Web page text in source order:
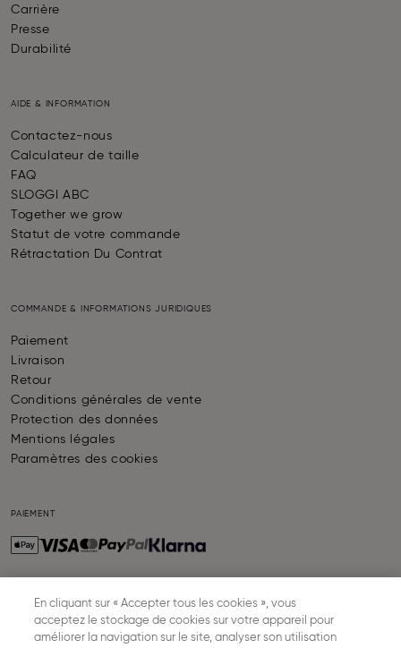
Carrière
Presse
Durabilité
AIDE & INFORMATION
Contactez-nous
Calculateur de taille
FAQ
SLOGGI ABC
Together we grow
Statut de votre commande
Rétractation Du Contrat
COMMANDE & INFORMATIONS JURIDIQUES
Paiement
Livraison
Retour
Conditions générales de vente
Protection des données
Mentions légales
Paramètres des cookies
PAIEMENT
LIVRAISONEn cliquant sur « Accepter tous les cookies », vous
acceptez le stockage de cookies sur votre appareil pour
améliorer la navigation sur le site, analyser son utilisation